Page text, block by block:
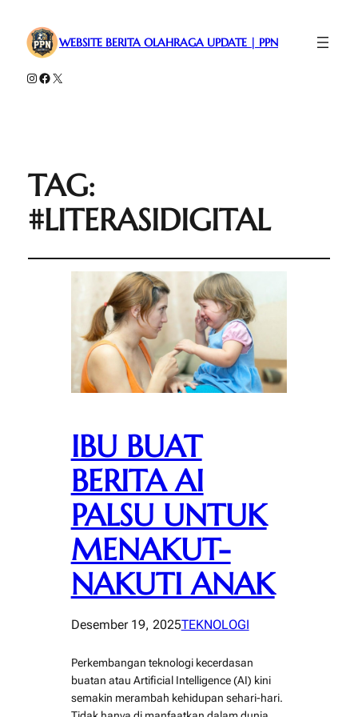
WEBSITE BERITA OLAHRAGA UPDATE | PPN
Instagram
Facebook
X
TAG:
#LITERASIDIGITAL
IBU BUAT
BERITA AI
PALSU UNTUK
MENAKUT-
NAKUTI ANAK
Desember 19, 2025TEKNOLOGI
Perkembangan teknologi kecerdasan
buatan atau Artificial Intelligence (AI) kini
semakin merambah kehidupan sehari-hari.